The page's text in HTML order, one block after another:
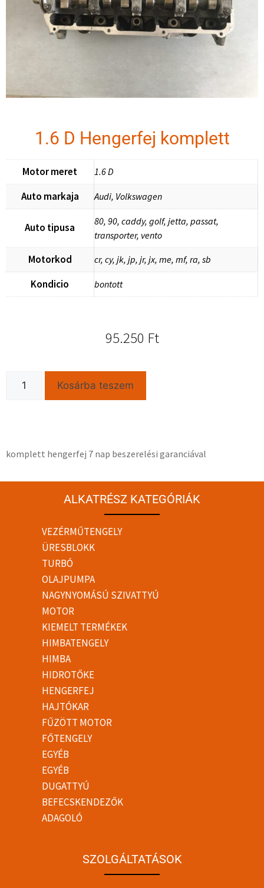
1.6 D Hengerfej komplett
Motor meret 1.6 D
Auto markaja Audi, Volkswagen
Auto tipusa
80, 90, caddy, golf, jetta, passat,
transporter, vento
Motorkod cr, cy, jk, jp, jr, jx, me, mf, ra, sb
Kondicio bontott
95.250 Ft
Kosárba teszem
komplett hengerfej 7 nap beszerelési garanciával
ALKATRÉSZ KATEGÓRIÁK
VEZÉRMŰTENGELY
ÜRESBLOKK
TURBÓ
OLAJPUMPA
NAGYNYOMÁSÚ SZIVATTYÚ
MOTOR
KIEMELT TERMÉKEK
HIMBATENGELY
HIMBA
HIDROTŐKE
HENGERFEJ
HAJTÓKAR
FŰZÖTT MOTOR
FŐTENGELY
EGYÉB
EGYÉB
DUGATTYÚ
BEFECSKENDEZŐK
ADAGOLÓ
SZOLGÁLTATÁSOK